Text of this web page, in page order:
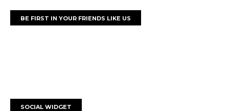
BE FIRST IN YOUR FRIENDS LIKE US
SOCIAL WIDGET